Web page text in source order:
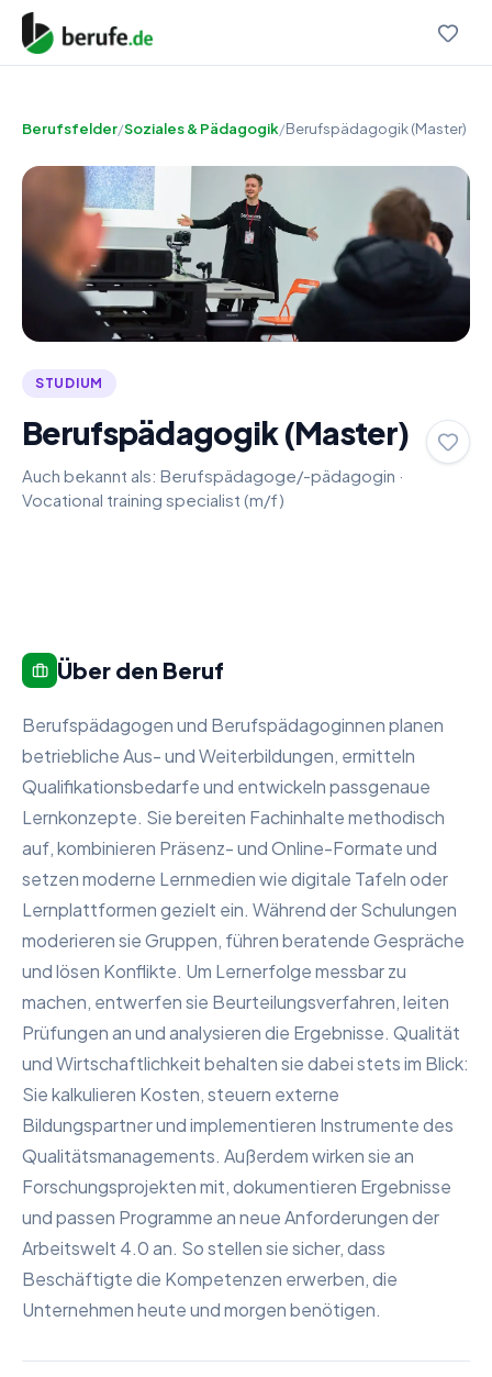
Berufsfelder/Soziales & Pädagogik/Berufspädagogik (Master)
STUDIUM
Berufspädagogik (Master)
Auch bekannt als: Berufspädagoge/-pädagogin ·
Vocational training specialist (m/f)
Über den Beruf
Berufspädagogen und Berufspädagoginnen planen
betriebliche Aus- und Weiterbildungen, ermitteln
Qualifikationsbedarfe und entwickeln passgenaue
Lernkonzepte. Sie bereiten Fachinhalte methodisch
auf, kombinieren Präsenz- und Online-Formate und
setzen moderne Lernmedien wie digitale Tafeln oder
Lernplattformen gezielt ein. Während der Schulungen
moderieren sie Gruppen, führen beratende Gespräche
und lösen Konflikte. Um Lernerfolge messbar zu
machen, entwerfen sie Beurteilungsverfahren, leiten
Prüfungen an und analysieren die Ergebnisse. Qualität
und Wirtschaftlichkeit behalten sie dabei stets im Blick:
Sie kalkulieren Kosten, steuern externe
Bildungspartner und implementieren Instrumente des
Qualitätsmanagements. Außerdem wirken sie an
Forschungsprojekten mit, dokumentieren Ergebnisse
und passen Programme an neue Anforderungen der
Arbeitswelt 4.0 an. So stellen sie sicher, dass
Beschäftigte die Kompetenzen erwerben, die
Unternehmen heute und morgen benötigen.